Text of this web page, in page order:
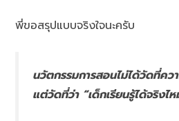
พี่ขอสรุปแบบจริงใจนะครับ
นวัตกรรมการสอนไม่ได้วัดที่คว
แต่วัดที่ว่า “เด็กเรียนรู้ได้จริงไ